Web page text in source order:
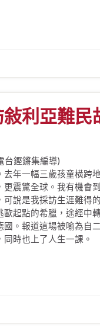
利亞難民
台鏗鏘集編導)
去年一幅三歲孩童橫跨
更震驚全球。我有機會
說是我採訪生涯難得
起點的希臘，途經中
國。報道這場被喻為自
時也上了人生一課。